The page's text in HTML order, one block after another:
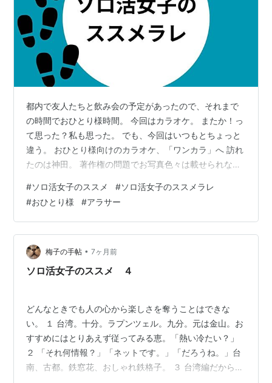
都内で友人たちと飲み会の予定があったので、それまで
の時間でおひとり様時間。 今回はカラオケ。 またか！っ
て思った？私も思った。 でも、今回はいつもとちょっと
違う。 おひとり様向けのカラオケ、「ワンカラ」へ 訪れ
たのは神田。 著作権の問題でお写真色々は載せられない
www.karaokemanekineko.jp ソロの人専用のカラオケと
のことで、ずっと気になっていて、満を持してチャレン
ジ。 1人で過ごすことに抵抗感はないけど、「1人向けで
す！」と言われると途端にちょっと緊張する。 マイクが
本格的で、ずっと耳元で自分の声が聞こえているのが印
象的だった。 が…
#ソロ活女子のススメ #ソロ活女子のススメラレ
#おひとり様 #アラサー
梅子の手帖 • 7ヶ月前
ソロ活女子のススメ ４
どんなときでも人の心から楽しさを奪うことはできな
い。 １ 台湾。十分。ラプンツェル。九分。元は金山。お
すすめにはとりあえず従ってみる恵。「熱い冷たい？」
２ 「それ何情報？」「ネットです。」「だろうね。」台
南、古都。鉄窓花、おしゃれ鉄格子。 ３ 台湾編だから、